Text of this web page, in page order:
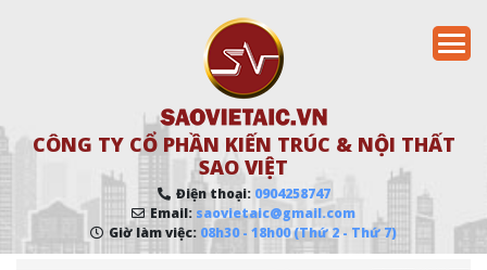
CÔNG TY CỔ PHẦN KIẾN TRÚC & NỘI THẤT
SAO VIỆT
Điện thoại: 0904258747
Email: saovietaic@gmail.com
Giờ làm việc: 08h30 - 18h00 (Thứ 2 - Thứ 7)